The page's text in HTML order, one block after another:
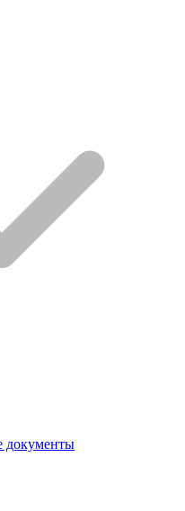
документы